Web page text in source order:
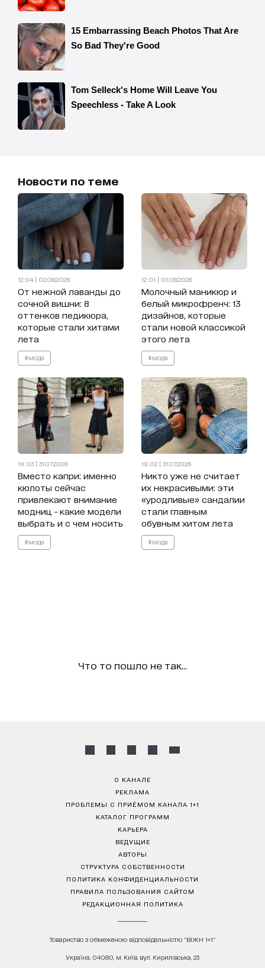
Новости по теме
12:04 | 02.08.2026
От нежной лаванды до
сочной вишни: 8
оттенков педикюра,
которые стали хитами
лета
#мода
12:01 | 01.08.2026
Молочный маникюр и
белый микрофренч: 13
дизайнов, которые
стали новой классикой
этого лета
#мода
19:03 | 31.07.2026
Вместо капри: именно
кюлоты сейчас
привлекают внимание
модниц - какие модели
выбрать и с чем носить
#мода
19:02 | 31.07.2026
Никто уже не считает
их некрасивыми: эти
«уродливые» сандалии
стали главным
обувным хитом лета
#мода
Что то пошло не так...
О КАНАЛЕ
РЕКЛАМА
ПРОБЛЕМЫ С ПРИЁМОМ КАНАЛА 1+1
КАТАЛОГ ПРОГРАММ
КАРЬЕРА
ВЕДУЩИЕ
АВТОРЫ
СТРУКТУРА СОБСТВЕННОСТИ
ПОЛИТИКА КОНФИДЕНЦИАЛЬНОСТИ
ПРАВИЛА ПОЛЬЗОВАНИЯ САЙТОМ
РЕДАКЦИОННАЯ ПОЛИТИКА
Товариство з обмеженою відповідальністю "ВІЖН 1+1"
Україна, 04080, м. Київ, вул. Кирилівська, 23